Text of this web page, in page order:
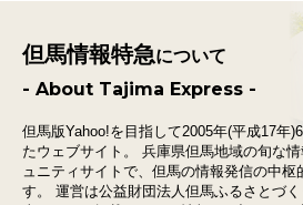
但馬情報特急について
- About Tajima Express -
但馬版Yahoo!を目指して2005年(平成17年
たウェブサイト。
兵庫県但馬地域の旬な
ュニティサイトで、 但馬の情報発信の中枢
す。
運営は公益財団法人但馬ふるさとづく